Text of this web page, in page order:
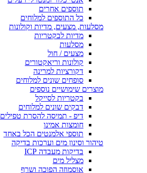
תוספים אחרים
כל התוספים למלוחים
מסלעות, מצעים, מדיות וקולונות
מדיות לבקטריות
מסלעות
מצעים / חול
קולונות וריאקטורים
דקורציות למרינה
סופחים שונים למלוחים
מוצרים שימושיים נוספים
בקטריות לסייקל
דבקים שונים למלוחים
דיפ - תמיסה להסרת טפילים
חומצות אמינו
תוספי אלמנטים הכל באחד
טיהור וסינון מים וערכות בדיקה
בדיקות מעבדה ICP
מצליל מים
אוסמוזה הפוכה ושרף